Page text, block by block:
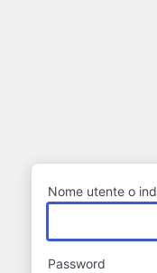
Nome utente o
Password